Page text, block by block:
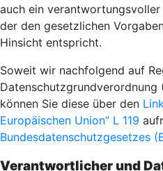
auch ein
der den gesetzlichen
Hinsicht entspricht.
Soweit wir nachfolgend auf
Datenschutzgrundverordnung
können Sie diese über den
Europäischen Union” L 119
Bundesdatenschutzgesetzes
Verantwortlicher und